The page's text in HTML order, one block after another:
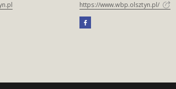
https://www.wbp.olsztyn.pl/